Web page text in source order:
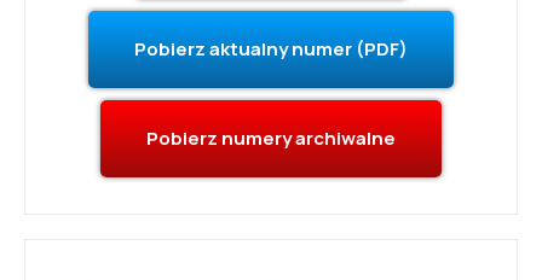
Pobierz aktualny numer (PDF)
Pobierz numery archiwalne